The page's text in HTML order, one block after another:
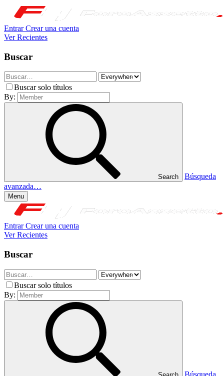
Entrar Crear una cuenta
Ver Recientes
Buscar
Buscar solo títulos
By:
Search
Búsqueda
avanzada…
Menu
Entrar Crear una cuenta
Ver Recientes
Buscar
Buscar solo títulos
By:
Búsqueda